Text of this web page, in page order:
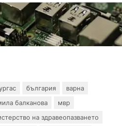
се осигуряват на новия таван
българия
варна
балканова
мвр
на здравеопазването